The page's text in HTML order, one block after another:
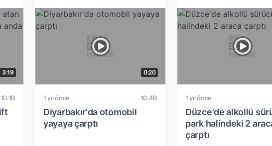
3:19
10.1B
0:20
1 yıl önce 10.4B
Diyarbakır'da otomobil
yayaya çarptı
1 yıl önce
Düzce'de alkollü
park halindeki 2
çarptı